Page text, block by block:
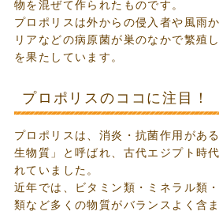
物を混ぜて作られたものです。
プロポリスは外からの侵入者や風雨
リアなどの病原菌が巣のなかで繁殖
を果たしています。
プロポリスのココに注目！
プロポリスは、消炎・抗菌作用があ
生物質」と呼ばれ、古代エジプト時
れていました。
近年では、ビタミン類・ミネラル類
類など多くの物質がバランスよく含